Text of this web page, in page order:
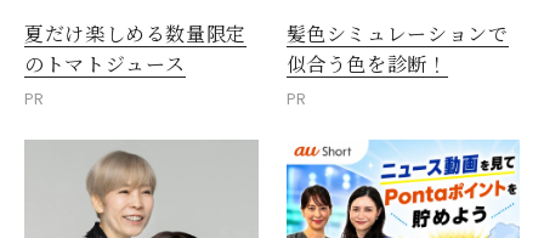
夏だけ楽しめる数量限定
のトマトジュース
PR
髪色シミュレーションで
似合う色を診断！
PR